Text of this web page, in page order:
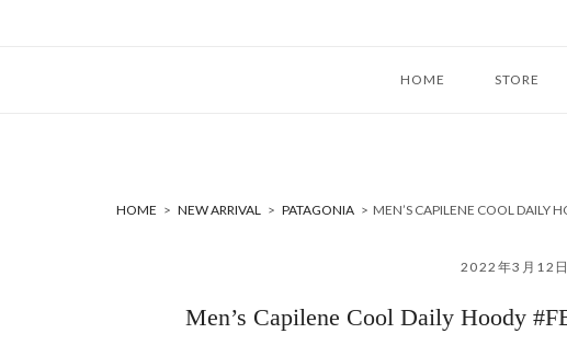
HOME STORE
HOME > NEW ARRIVAL > PATAGONIA > MEN’S CAPILENE COOL DAILY
2022年3月12日
Men’s Capilene Cool Daily Hoody